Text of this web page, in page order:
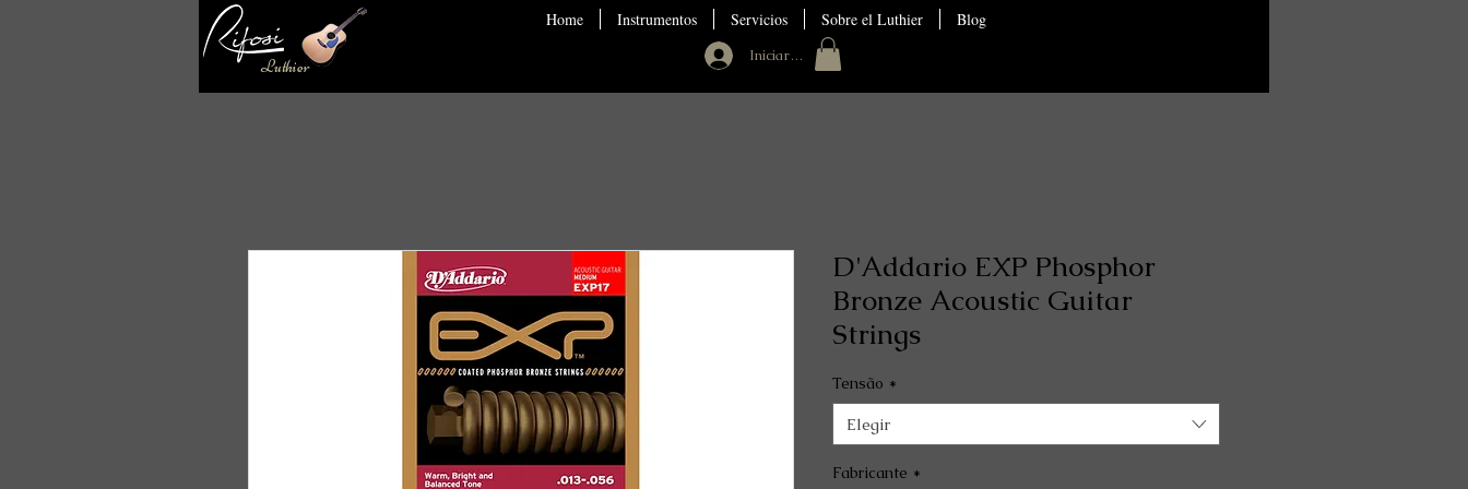
Luthier
Home Instrumentos Servicios Sobre el Luthier Blog
Iniciar sesión
D'Addario EXP Phosphor
Bronze Acoustic Guitar
Strings
Tensão *
Elegir
Fabricante *